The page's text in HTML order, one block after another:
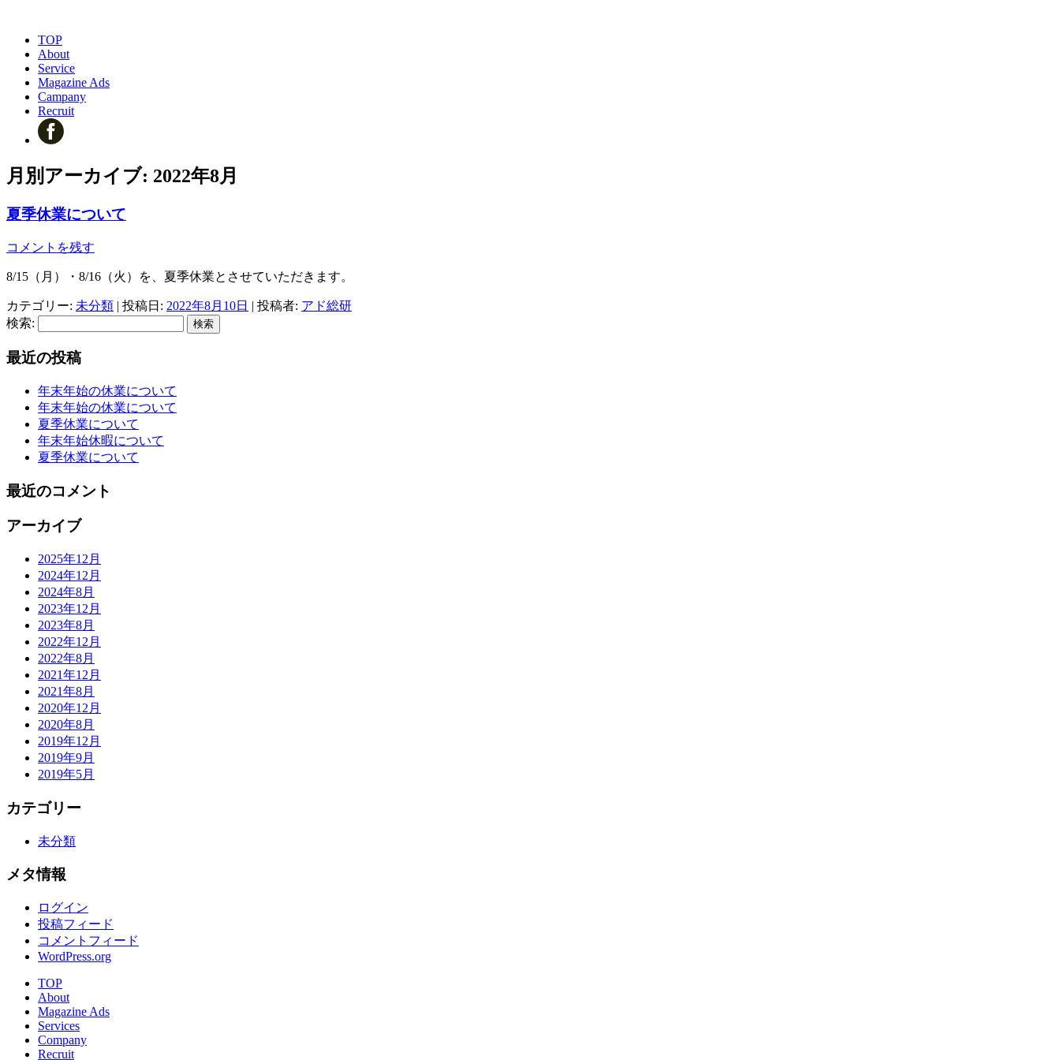
TOP
About
Service
Magazine Ads
Campany
Recruit
月別アーカイブ: 2022年8月
夏季休業について
コメントを残す
8/15（月）・8/16（火）を、夏季休業とさせていただきます。
カテゴリー: 未分類 | 投稿日: 2022年8月10日 | 投稿者: アド総研
検索:
最近の投稿
年末年始の休業について
年末年始の休業について
夏季休業について
年末年始休暇について
夏季休業について
最近のコメント
アーカイブ
2025年12月
2024年12月
2024年8月
2023年12月
2023年8月
2022年12月
2022年8月
2021年12月
2021年8月
2020年12月
2020年8月
2019年12月
2019年9月
2019年5月
カテゴリー
未分類
メタ情報
ログイン
投稿フィード
コメントフィード
WordPress.org
TOP
About
Magazine Ads
Services
Company
Recruit